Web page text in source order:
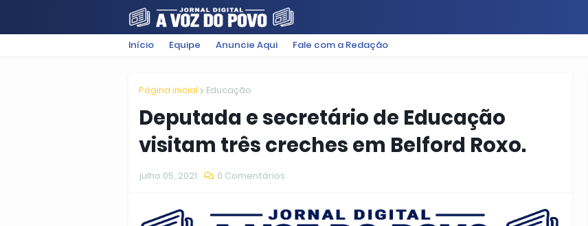
FILMES POLÍTICA SUGESTÕES BAIXADA
Início Equipe Anuncie Aqui Fale com a Redação
Página inicial Educação
Deputada e secretário de Educação
visitam três creches em Belford Roxo.
julho 05, 2021 0 Comentários